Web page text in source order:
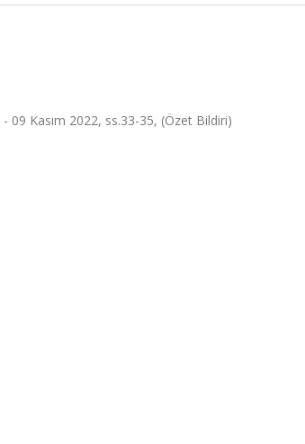
09 Kasım 2022, ss.33-35, (Özet Bildiri)